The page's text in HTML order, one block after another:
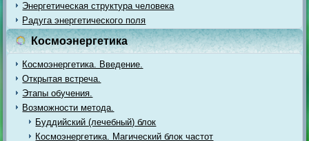
Энергетическая структура человека
Радуга энергетического поля
Космоэнергетика
Космоэнергетика. Введение.
Открытая встреча.
Этапы обучения.
Возможности метода.
Буддийский (лечебный) блок
Космоэнергетика. Магический блок частот